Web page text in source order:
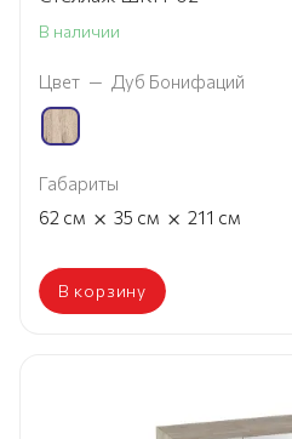
В наличии
Цвет — Дуб Бонифаций
Габариты
62 см × 35 см × 211 см
В корзину